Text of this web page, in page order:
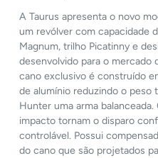
A Taurus apresenta o novo
um revólver com capacidade
Magnum, trilho Picatinny e
desenvolvido para o mercado
cano exclusivo é construído
de alumínio reduzindo o peso
Hunter uma arma
impacto tornam o disparo
controlável. Possui
do cano que são projetados